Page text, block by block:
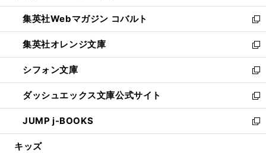
開
く
ウ
で
開
く
ン
ド
ウ
で
開
く
ウ
ィ
ン
ド
ウ
で
開
く
集英社Webマガジン コバルト
新
し
い
ウ
ィ
ン
ド
ウ
で
開
集英社オレンジ文庫
新
し
い
ウ
ィ
ン
ド
ウ
シフォン文庫
新
し
い
ウ
ィ
ン
ダッシュエックス文庫公式サイト
新
し
い
ウ
JUMP j-BOOKS
新
し
キッズ